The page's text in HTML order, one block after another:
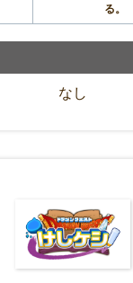
る。
なし